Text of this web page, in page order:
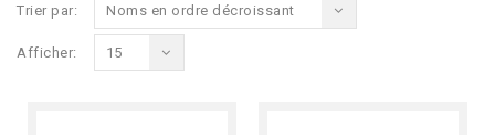
Trier par: Noms en ordre décroissant
Afficher: 15